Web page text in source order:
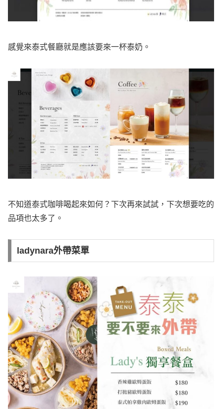
感覺來泰式餐廳就是應該要來一杯泰奶。
不知道泰式咖啡喝起來如何？下次再來試試，下次想要吃的
品項也太多了。
ladynara外帶菜單